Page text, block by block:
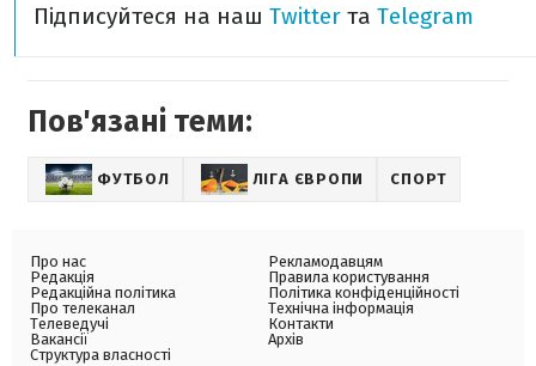
Підписуйтеся на наш Twitter та Telegram
Пов'язані теми:
ФУТБОЛ ЛІГА ЄВРОПИ СПОРТ
Про нас
Редакція
Редакційна політика
Про телеканал
Телеведучі
Вакансії
Структура власності
Рекламодавцям
Правила користування
Політика конфіденційності
Технічна інформація
Контакти
Архів